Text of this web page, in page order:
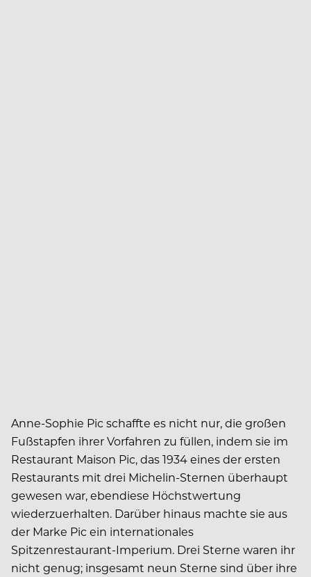
Anne-Sophie Pic schaffte es nicht nur, die großen
Fußstapfen ihrer Vorfahren zu füllen, indem sie im
Restaurant Maison Pic, das 1934 eines der ersten
Restaurants mit drei Michelin-Sternen überhaupt
gewesen war, ebendiese Höchstwertung
wiederzuerhalten. Darüber hinaus machte sie aus
der Marke Pic ein internationales
Spitzenrestaurant-Imperium. Drei Sterne waren ihr
nicht genug; insgesamt neun Sterne sind über ihre